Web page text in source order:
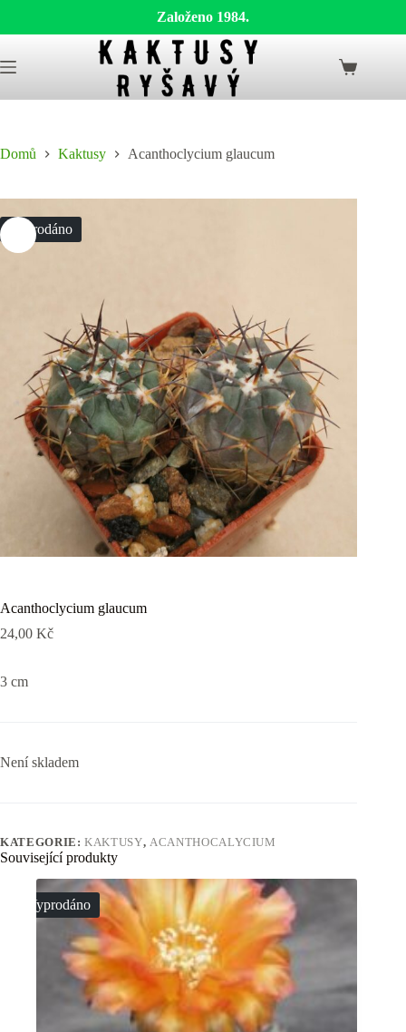
Založeno 1984.
to
content
Shopping
Domů Kaktusy Acanthoclycium glaucum
Vyprodáno
Acanthoclycium glaucum
24,00 Kč
3 cm
Není skladem
KATEGORIE:KAKTUSY, ACANTHOCALYCIUM
Související produkty
Vyprodáno